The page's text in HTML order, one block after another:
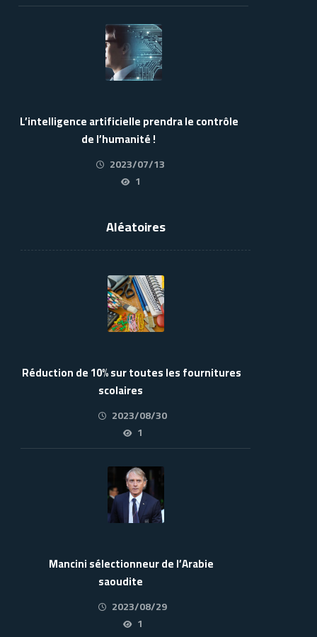
L’intelligence artificielle prendra le contrôle
de l’humanité !
2023/07/13
1
Aléatoires
Réduction de 10% sur toutes les fournitures
scolaires
2023/08/30
1
Mancini sélectionneur de l’Arabie
saoudite
2023/08/29
1